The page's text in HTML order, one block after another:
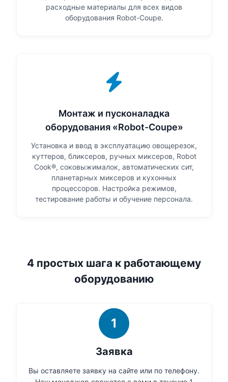
расходные материалы для всех видов
оборудования Robot-Coupe.
Монтаж и пусконаладка
оборудования «Robot-Coupe»
Установка и ввод в эксплуатацию овощерезок,
куттеров, бликсеров, ручных миксеров, Robot
Cook®, соковыжималок, автоматических сит,
планетарных миксеров и кухонных
процессоров. Настройка режимов,
тестирование работы и обучение персонала.
4 простых шага к работающему
оборудованию
1
Заявка
Вы оставляете заявку на сайте или по телефону.